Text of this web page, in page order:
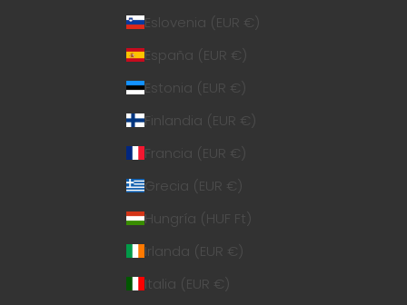
Eslovenia (EUR €)
España (EUR €)
Estonia (EUR €)
Finlandia (EUR €)
Francia (EUR €)
Grecia (EUR €)
Hungría (HUF Ft)
Irlanda (EUR €)
Italia (EUR €)